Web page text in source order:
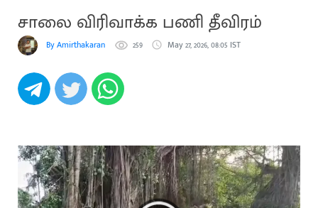
சாலை விரிவாக்க பணி தீவிரம்
By Amirthakaran 259 May 27, 2026, 08:05 IST